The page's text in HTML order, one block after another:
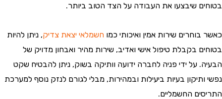
שיבצעו את העבודה על הצד הטוב ביותר.
שירות אמין ואיכותי כמוחשמלאי יצאת צדיק , ניתן להיות
בקבלת טיפול אישי ואדיב, שירות מהיר ואבחון מדויק של
על ידי פניה לחברה ידועה וותיקה בשוק, ניתן להבטיח שקט
בעיות ביעילות ובמהירות, מבלי לגורם לנזק נוסף למערכת
החשמליים.